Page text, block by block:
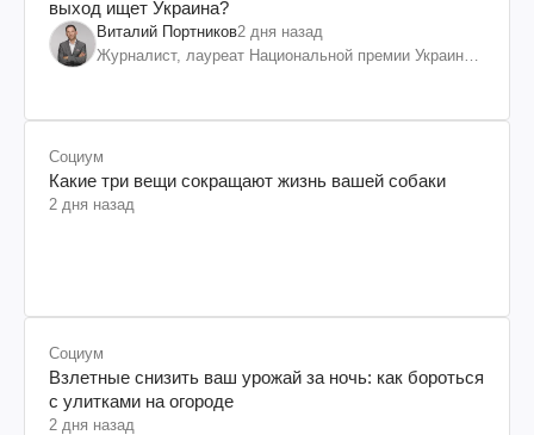
выход ищет Украина?
Виталий Портников2 дня назад
Журналист, лауреат Национальной премии Украины
Социум
Какие три вещи сокращают жизнь вашей собаки
2 дня назад
Социум
Взлетные снизить ваш урожай за ночь: как бороться
с улитками на огороде
2 дня назад